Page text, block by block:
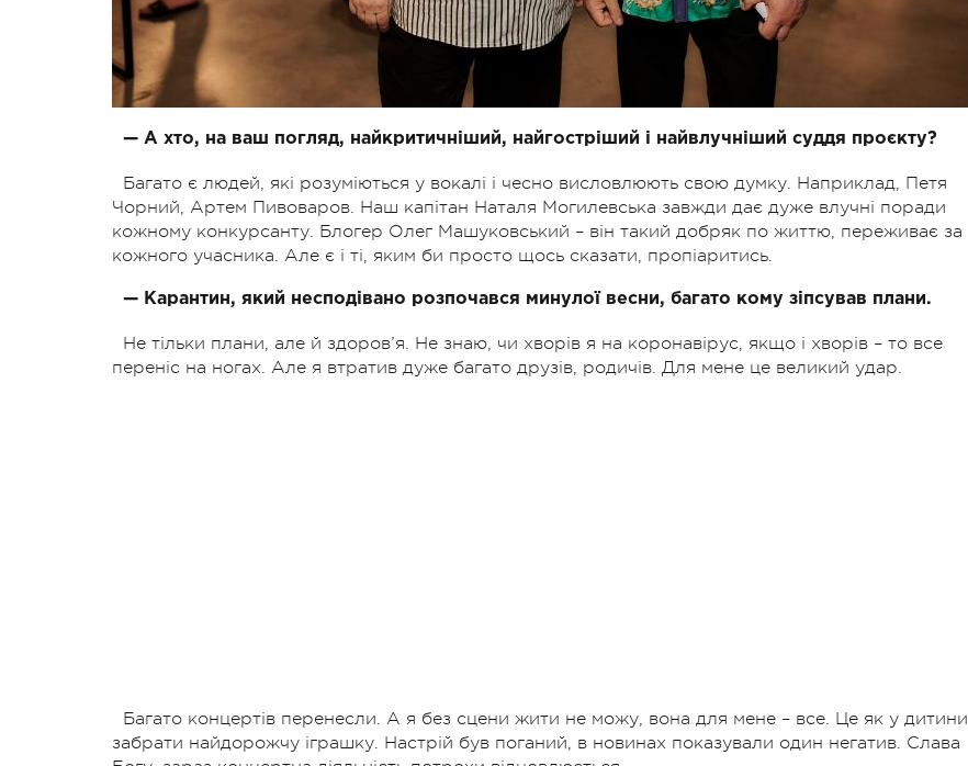
— А хто, на ваш погляд, найкритичніший, найгостріший і найвлучніший суддя проєкту?
Багато є людей, які розуміються у вокалі і чесно висловлюють свою думку. Наприклад, Петя
Чорний, Артем Пивоваров. Наш капітан Наталя Могилевська завжди дає дуже влучні поради
кожному конкурсанту. Блогер Олег Машуковський – він такий добряк по життю, переживає за
кожного учасника. Але є і ті, яким би просто щось сказати, пропіаритись.
— Карантин, який несподівано розпочався минулої весни, багато кому зіпсував плани.
Не тільки плани, але й здоров’я. Не знаю, чи хворів я на коронавірус, якщо і хворів – то все
переніс на ногах. Але я втратив дуже багато друзів, родичів. Для мене це великий удар.
Багато концертів перенесли. А я без сцени жити не можу, вона для мене – все. Це як у дитини
забрати найдорожчу іграшку. Настрій був поганий, в новинах показували один негатив. Слава